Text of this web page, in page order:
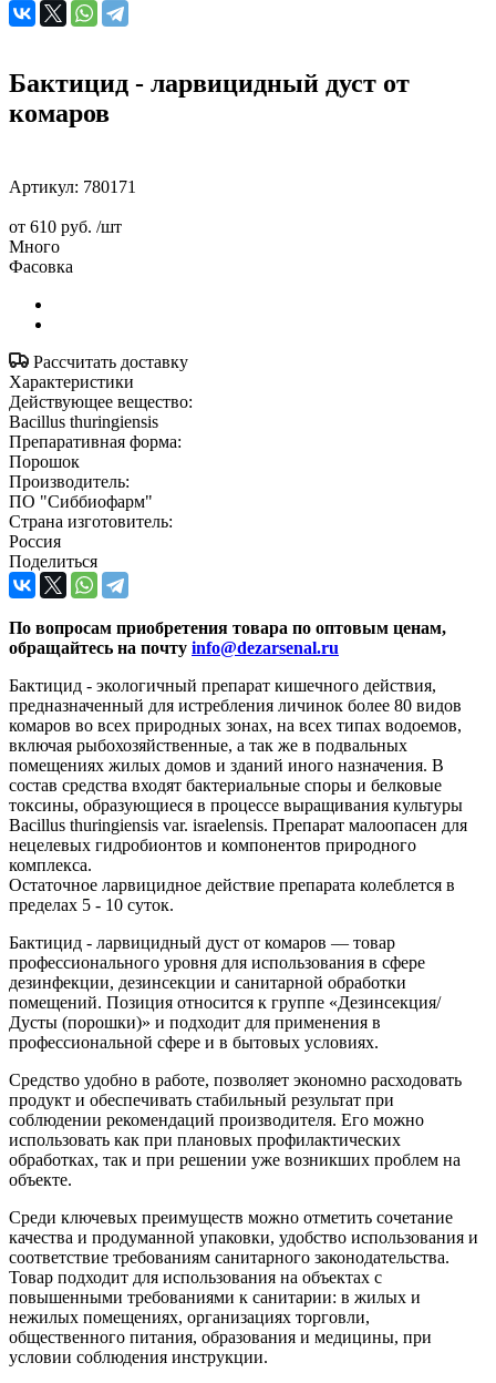
Бактицид - ларвицидный дуст от
комаров
Артикул: 780171
от 610 руб. /шт
Много
Фасовка
Рассчитать доставку
Характеристики
Действующее вещество:
Bacillus thuringiensis
Препаративная форма:
Порошок
Производитель:
ПО "Сиббиофарм"
Страна изготовитель:
Россия
Поделиться
По вопросам приобретения товара по оптовым ценам,
обращайтесь на почту info@dezarsenal.ru
Бактицид - экологичный препарат кишечного действия,
предназначенный для истребления личинок более 80 видов
комаров во всех природных зонах, на всех типах водоемов,
включая рыбохозяйственные, а так же в подвальных
помещениях жилых домов и зданий иного назначения. В
состав средства входят бактериальные споры и белковые
токсины, образующиеся в процессе выращивания культуры
Bacillus thuringiensis var. israelensis. Препарат малоопасен для
нецелевых гидробионтов и компонентов природного
комплекса.
Остаточное ларвицидное действие препарата колеблется в
пределах 5 - 10 суток.
Бактицид - ларвицидный дуст от комаров — товар
профессионального уровня для использования в сфере
дезинфекции, дезинсекции и санитарной обработки
помещений. Позиция относится к группе «Дезинсекция/
Дусты (порошки)» и подходит для применения в
профессиональной сфере и в бытовых условиях.
Средство удобно в работе, позволяет экономно расходовать
продукт и обеспечивать стабильный результат при
соблюдении рекомендаций производителя. Его можно
использовать как при плановых профилактических
обработках, так и при решении уже возникших проблем на
объекте.
Среди ключевых преимуществ можно отметить сочетание
качества и продуманной упаковки, удобство использования и
соответствие требованиям санитарного законодательства.
Товар подходит для использования на объектах с
повышенными требованиями к санитарии: в жилых и
нежилых помещениях, организациях торговли,
общественного питания, образования и медицины, при
условии соблюдения инструкции.